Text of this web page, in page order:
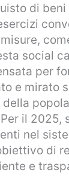
di
social
per
e mirato
della
il 2025,
nel
di
e